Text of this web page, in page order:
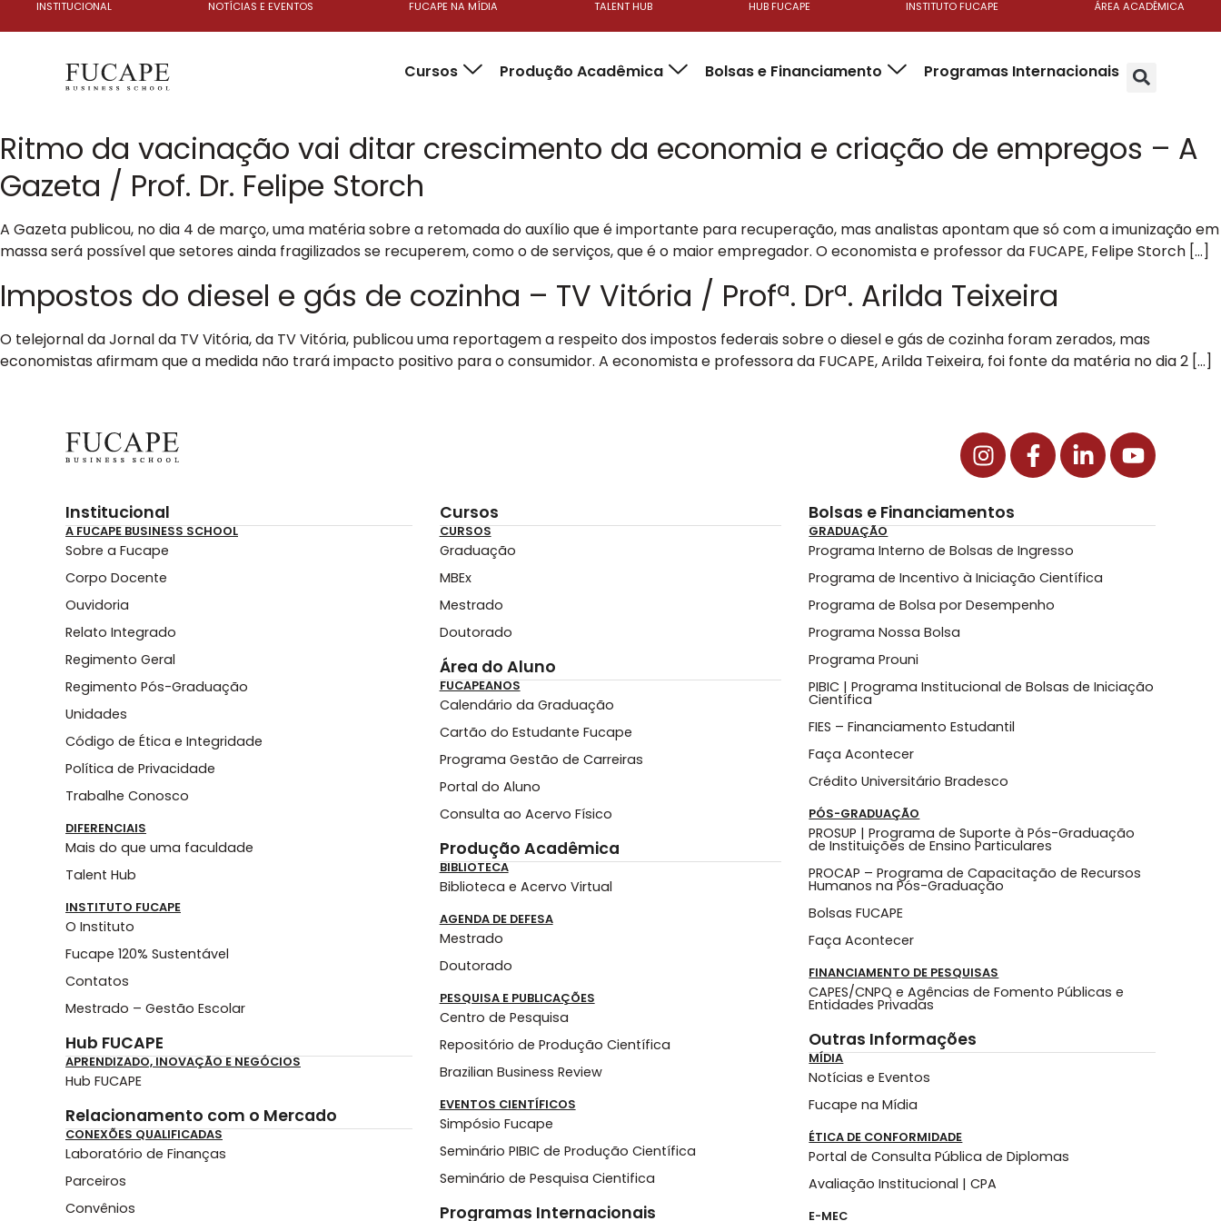
INSTITUCIONAL NOTÍCIAS E EVENTOS FUCAPE NA MÍDIA TALENT HUB HUB FUCAPE INSTITUTO FUCAPE ÁREA ACADÊMICA
Cursos Produção Acadêmica Bolsas e Financiamento Programas Internacionais
Ritmo da vacinação vai ditar crescimento da economia e criação de empregos – A
Gazeta / Prof. Dr. Felipe Storch
A Gazeta publicou, no dia 4 de março, uma matéria sobre a retomada do auxílio que é importante para recuperação, mas analistas apontam que só com a imunização em
massa será possível que setores ainda fragilizados se recuperem, como o de serviços, que é o maior empregador. O economista e professor da FUCAPE, Felipe Storch […]
Impostos do diesel e gás de cozinha – TV Vitória / Profª. Drª. Arilda Teixeira
O telejornal da Jornal da TV Vitória, da TV Vitória, publicou uma reportagem a respeito dos impostos federais sobre o diesel e gás de cozinha foram zerados, mas
economistas afirmam que a medida não trará impacto positivo para o consumidor. A economista e professora da FUCAPE, Arilda Teixeira, foi fonte da matéria no dia 2 […]
Institucional
A FUCAPE BUSINESS SCHOOL
Sobre a Fucape
Corpo Docente
Ouvidoria
Relato Integrado
Regimento Geral
Regimento Pós-Graduação
Unidades
Código de Ética e Integridade
Política de Privacidade
Trabalhe Conosco
DIFERENCIAIS
Mais do que uma faculdade
Talent Hub
INSTITUTO FUCAPE
O Instituto
Fucape 120% Sustentável
Contatos
Mestrado – Gestão Escolar
Hub FUCAPE
APRENDIZADO, INOVAÇÃO E NEGÓCIOS
Hub FUCAPE
Relacionamento com o Mercado
CONEXÕES QUALIFICADAS
Laboratório de Finanças
Parceiros
Convênios
Cursos
CURSOS
Graduação
MBEx
Mestrado
Doutorado
Área do Aluno
FUCAPEANOS
Calendário da Graduação
Cartão do Estudante Fucape
Programa Gestão de Carreiras
Portal do Aluno
Consulta ao Acervo Físico
Produção Acadêmica
BIBLIOTECA
Biblioteca e Acervo Virtual
AGENDA DE DEFESA
Mestrado
Doutorado
PESQUISA E PUBLICAÇÕES
Centro de Pesquisa
Repositório de Produção Científica
Brazilian Business Review
EVENTOS CIENTÍFICOS
Simpósio Fucape
Seminário PIBIC de Produção Científica
Seminário de Pesquisa Cientifica
Programas Internacionais
Bolsas e Financiamentos
GRADUAÇÃO
Programa Interno de Bolsas de Ingresso
Programa de Incentivo à Iniciação Científica
Programa de Bolsa por Desempenho
Programa Nossa Bolsa
Programa Prouni
PIBIC | Programa Institucional de Bolsas de Iniciação
Científica
FIES – Financiamento Estudantil
Faça Acontecer
Crédito Universitário Bradesco
PÓS-GRADUAÇÃO
PROSUP | Programa de Suporte à Pós-Graduação
de Instituições de Ensino Particulares
PROCAP – Programa de Capacitação de Recursos
Humanos na Pós-Graduação
Bolsas FUCAPE
Faça Acontecer
FINANCIAMENTO DE PESQUISAS
CAPES/CNPQ e Agências de Fomento Públicas e
Entidades Privadas
Outras Informações
MÍDIA
Notícias e Eventos
Fucape na Mídia
ÉTICA DE CONFORMIDADE
Portal de Consulta Pública de Diplomas
Avaliação Institucional | CPA
E-MEC